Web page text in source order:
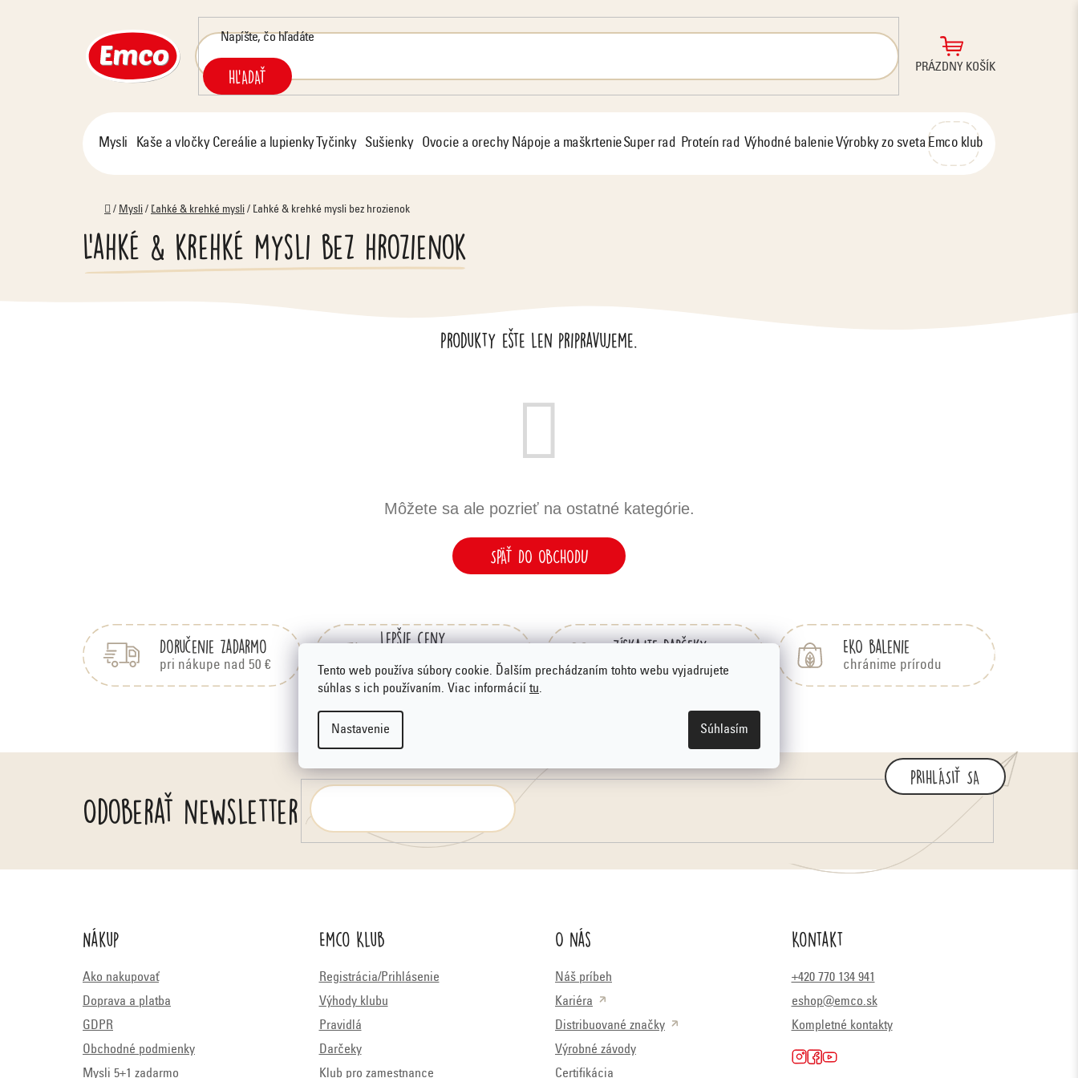
Tento web používa súbory cookie. Ďalším prechádzaním tohto webu vyjadrujete
súhlas s ich používaním. Viac informácií tu.
Nastavenie Súhlasím
HĽADAŤ
NÁKUPNÝ
PRÁZDNY KOŠÍK
Mysli Kaše a vločky Cereálie a lupienky Tyčinky Sušienky Ovocie a orechy Nápoje a maškrtenieSuper rad Proteín rad Výhodné balenie Výrobky zo svetaEmco klub
Domov
/ Mysli / Ľahké & krehké mysli / Ľahké & krehké mysli bez hrozienok
Ľahké & krehké mysli bez hrozienok
Produkty ešte len pripravujeme.
Môžete sa ale pozrieť na ostatné kategórie.
SPÄŤ DO OBCHODU
Doručenie zadarmo
pri nákupe nad 50 €
Lepšie ceny
obchodoch
Získajte darčeky
za body Emco Klubu
EKO balenie
chránime prírodu
Odoberať newsletter
PRIHLÁSIŤ SA
Nákup
Ako nakupovať
Doprava a platba
GDPR
Obchodné podmienky
Mysli 5+1 zadarmo
Emco Klub
Registrácia/Prihlásenie
Výhody klubu
Pravidlá
Darčeky
Klub pro zamestnance
O nás
Náš príbeh
Kariéra
Distribuované značky
Výrobné závody
Certifikácia
Kontakt
+420 770 134 941
eshop@emco.sk
Kompletné kontakty